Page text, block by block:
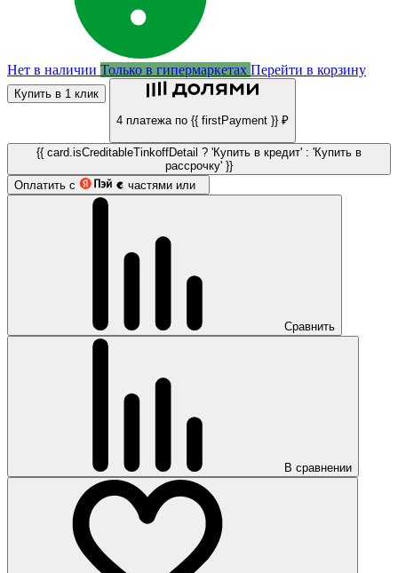
Нет в наличии Только в гипермаркетах Перейти в корзину
Купить в 1 клик
4 платежа по {{ firstPayment }} ₽
{{ card.isCreditableTinkoffDetail ? 'Купить в кредит' : 'Купить в
рассрочку' }}
Оплатить с
частями или
Сравнить
В сравнении